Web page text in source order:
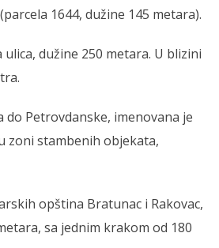
1644, dužine 145 metara).
dužine 250 metara. U blizini
do Petrovdanske, imenovana je
zoni stambenih objekata,
opština Bratunac i Rakovac,
sa jednim krakom od 180